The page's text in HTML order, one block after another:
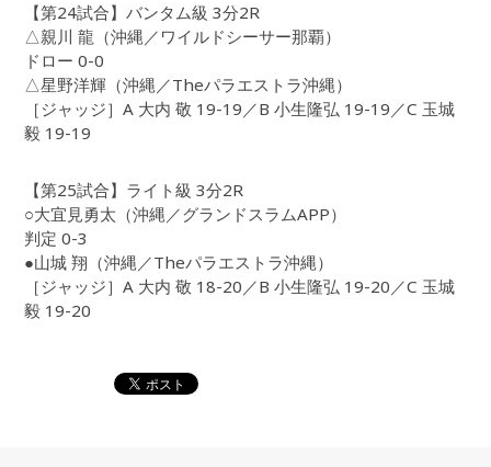
【第24試合】バンタム級 3分2R
△親川 龍（沖縄／ワイルドシーサー那覇）
ドロー 0-0
△星野洋輝（沖縄／Theパラエストラ沖縄）
［ジャッジ］A 大内 敬 19-19／B 小生隆弘 19-19／C 玉城
毅 19-19
【第25試合】ライト級 3分2R
○大宜見勇太（沖縄／グランドスラムAPP）
判定 0-3
●山城 翔（沖縄／Theパラエストラ沖縄）
［ジャッジ］A 大内 敬 18-20／B 小生隆弘 19-20／C 玉城
毅 19-20